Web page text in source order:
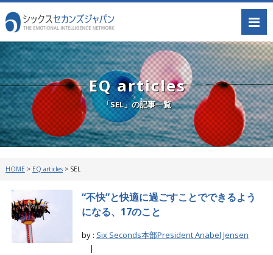
EQ articles
「SEL」の記事一覧
HOME > EQ articles> SEL
“不快”と快適に過ごすことでできるよう
になる、17のこと
by : Six Seconds本部President Anabel Jensen
|